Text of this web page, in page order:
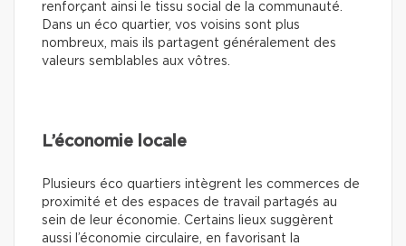
renforçant ainsi le tissu social de la communauté.
Dans un éco quartier, vos voisins sont plus
nombreux, mais ils partagent généralement des
valeurs semblables aux vôtres.
L’économie locale
Plusieurs éco quartiers intègrent les commerces de
proximité et des espaces de travail partagés au
sein de leur économie. Certains lieux suggèrent
aussi l’économie circulaire, en favorisant la